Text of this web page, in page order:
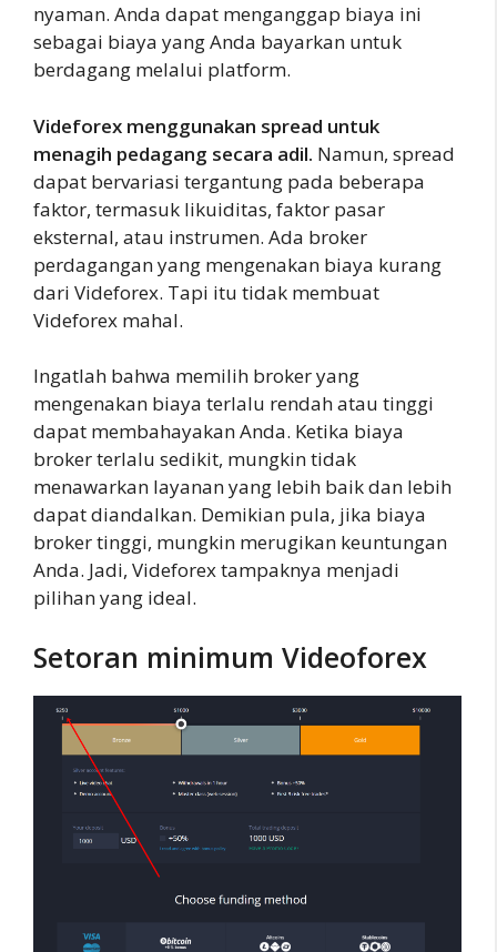
nyaman. Anda dapat menganggap biaya ini
sebagai biaya yang Anda bayarkan untuk
berdagang melalui platform.
Videforex menggunakan spread untuk
menagih pedagang secara adil. Namun, spread
dapat bervariasi tergantung pada beberapa
faktor, termasuk likuiditas, faktor pasar
eksternal, atau instrumen. Ada broker
perdagangan yang mengenakan biaya kurang
dari Videforex. Tapi itu tidak membuat
Videforex mahal.
Ingatlah bahwa memilih broker yang
mengenakan biaya terlalu rendah atau tinggi
dapat membahayakan Anda. Ketika biaya
broker terlalu sedikit, mungkin tidak
menawarkan layanan yang lebih baik dan lebih
dapat diandalkan. Demikian pula, jika biaya
broker tinggi, mungkin merugikan keuntungan
Anda. Jadi, Videforex tampaknya menjadi
pilihan yang ideal.
Setoran minimum Videoforex